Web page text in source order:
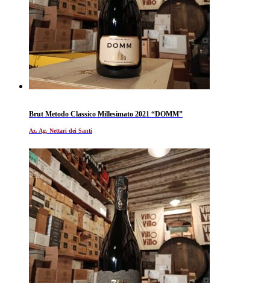
Brut Metodo Classico Millesimato 2021 “DOMM”
Az. Ag. Nettari dei Santi